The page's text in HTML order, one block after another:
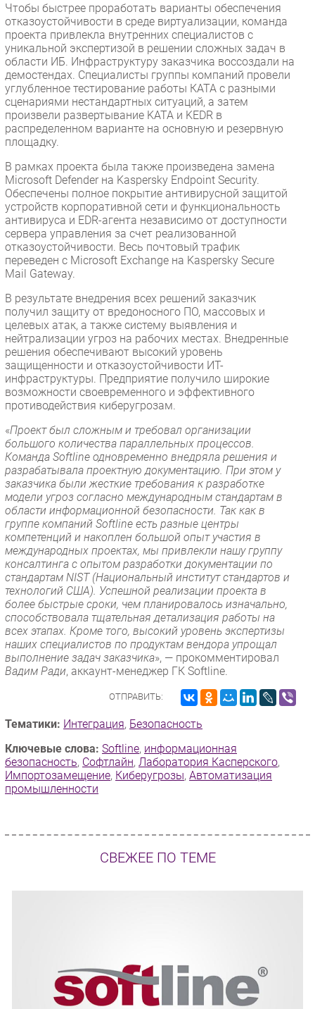
Чтобы быстрее проработать варианты обеспечения
отказоустойчивости в среде виртуализации, команда
проекта привлекла внутренних специалистов с
уникальной экспертизой в решении сложных задач в
области ИБ. Инфраструктуру заказчика воссоздали на
демостендах. Специалисты группы компаний провели
углубленное тестирование работы КАТА с разными
сценариями нестандартных ситуаций, а затем
произвели развертывание KATA и KEDR в
распределенном варианте на основную и резервную
площадку.
В рамках проекта была также произведена замена
Microsoft Defender на Kaspersky Endpoint Security.
Обеспечены полное покрытие антивирусной защитой
устройств корпоративной сети и функциональность
антивируса и EDR-агента независимо от доступности
сервера управления за счет реализованной
отказоустойчивости. Весь почтовый трафик
переведен с Microsoft Exchange на Kaspersky Secure
Mail Gateway.
В результате внедрения всех решений заказчик
получил защиту от вредоносного ПО, массовых и
целевых атак, а также систему выявления и
нейтрализации угроз на рабочих местах. Внедренные
решения обеспечивают высокий уровень
защищенности и отказоустойчивости ИТ-
инфраструктуры. Предприятие получило широкие
возможности своевременного и эффективного
противодействия киберугрозам.
«Проект был сложным и требовал организации
большого количества параллельных процессов.
Команда Softline одновременно внедряла решения и
разрабатывала проектную документацию. При этом у
заказчика были жесткие требования к разработке
модели угроз согласно международным стандартам в
области информационной безопасности. Так как в
группе компаний Softline есть разные центры
компетенций и накоплен большой опыт участия в
международных проектах, мы привлекли нашу группу
консалтинга с опытом разработки документации по
стандартам NIST (Национальный институт стандартов и
технологий США). Успешной реализации проекта в
более быстрые сроки, чем планировалось изначально,
способствовала тщательная детализация работы на
всех этапах. Кроме того, высокий уровень экспертизы
наших специалистов по продуктам вендора упрощал
выполнение задач заказчика», — прокомментировал
Вадим Ради, аккаунт-менеджер ГК Softline.
ОТПРАВИТЬ:
Тематики: Интеграция, Безопасность
Ключевые слова: Softline, информационная
безопасность, Софтлайн, Лаборатория Касперского,
Импорто­замещение, Киберугрозы, Автоматизация
промышленности
СВЕЖЕЕ ПО ТЕМЕ